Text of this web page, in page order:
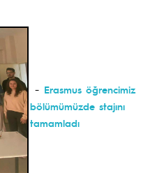
- Erasmus öğrencimiz
bölümümüzde stajını
tamamladı